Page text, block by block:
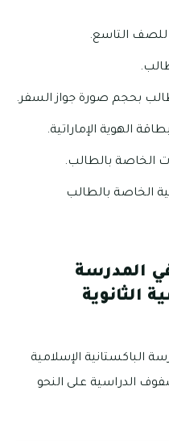
للصف التاسع.
الهوية الإماراتية.
الخاصة بالطالب.
الخاصة بالطالب
المدرسة
الثانوية
الباكستانية الإسلامية
الدراسية على النحو